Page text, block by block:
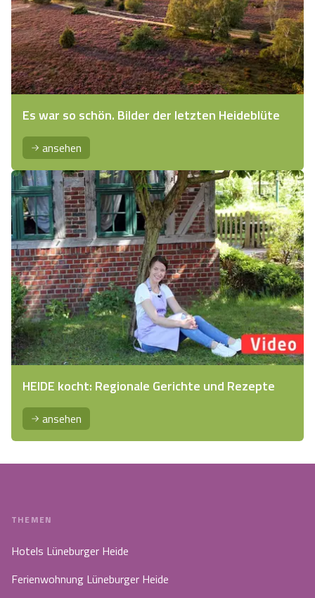
Es war so schön. Bilder der letzten Heideblüte
ansehen
HEIDE kocht: Regionale Gerichte und Rezepte
ansehen
THEMEN
Hotels Lüneburger Heide
Ferienwohnung Lüneburger Heide